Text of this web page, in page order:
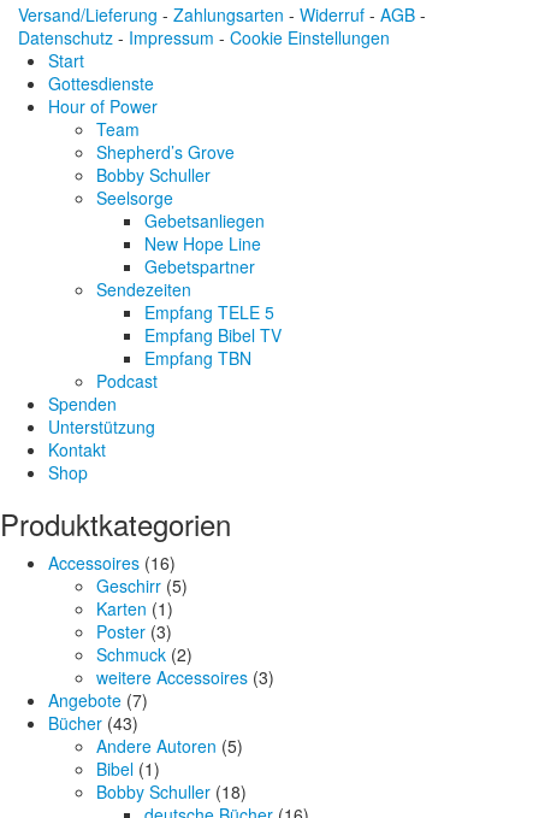
Versand/Lieferung - Zahlungsarten - Widerruf - AGB -
Datenschutz - Impressum - Cookie Einstellungen
Start
Gottesdienste
Hour of Power
Team
Shepherd’s Grove
Bobby Schuller
Seelsorge
Gebetsanliegen
New Hope Line
Gebetspartner
Sendezeiten
Empfang TELE 5
Empfang Bibel TV
Empfang TBN
Podcast
Spenden
Unterstützung
Kontakt
Shop
Produktkategorien
Accessoires (16)
Geschirr (5)
Karten (1)
Poster (3)
Schmuck (2)
weitere Accessoires (3)
Angebote (7)
Bücher (43)
Andere Autoren (5)
Bibel (1)
Bobby Schuller (18)